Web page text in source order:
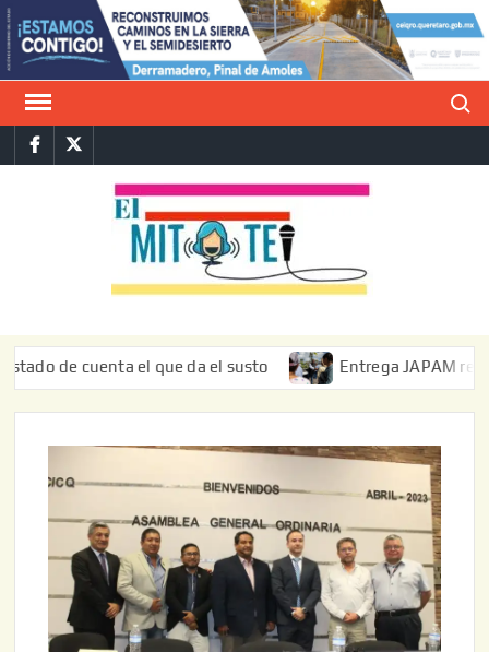
Saltar
al
contenido
FacebookTwitter
cuenta el que da el susto Entrega JAPAM